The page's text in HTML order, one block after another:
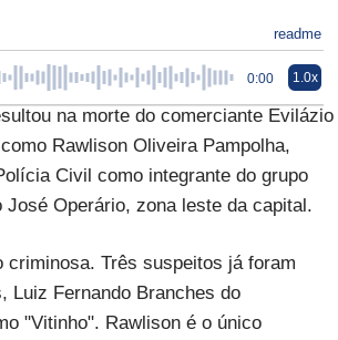
readme
0:00 1.0x
na morte do comerciante Evilázio
Rawlison Oliveira Pampolha,
Civil como integrante do grupo
Operário, zona leste da capital.
Três suspeitos já foram
Luiz Fernando Branches do
"Vitinho". Rawlison é o único